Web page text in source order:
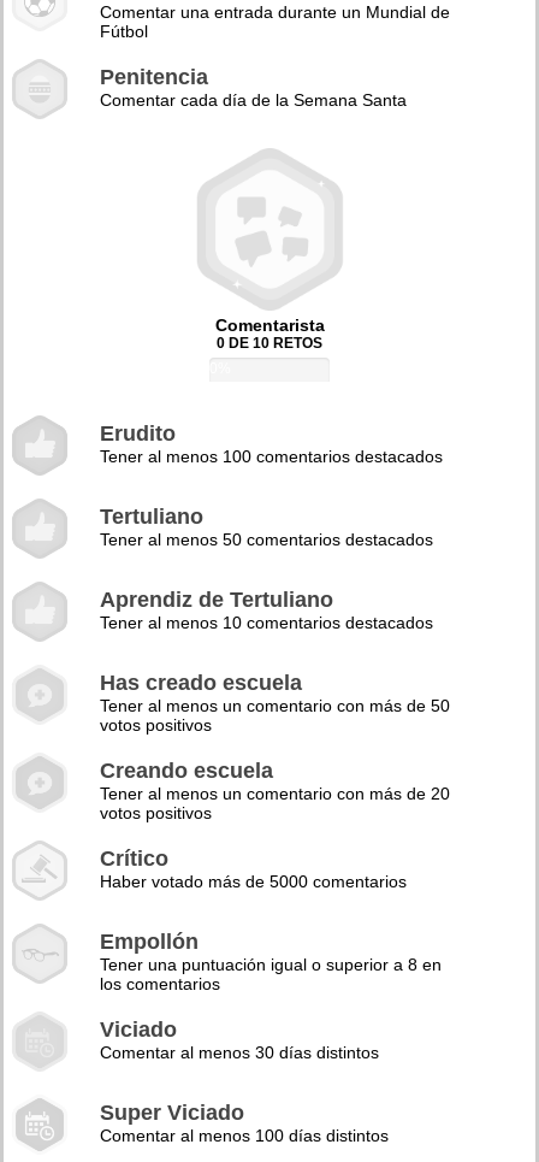
Comentar una entrada durante un Mundial de
Fútbol
Penitencia
Comentar cada día de la Semana Santa
Comentarista
0 DE 10 RETOS
Erudito
Tener al menos 100 comentarios destacados
Tertuliano
Tener al menos 50 comentarios destacados
Aprendiz de Tertuliano
Tener al menos 10 comentarios destacados
Has creado escuela
Tener al menos un comentario con más de 50
votos positivos
Creando escuela
Tener al menos un comentario con más de 20
votos positivos
Crítico
Haber votado más de 5000 comentarios
Empollón
Tener una puntuación igual o superior a 8 en
los comentarios
Viciado
Comentar al menos 30 días distintos
Super Viciado
Comentar al menos 100 días distintos